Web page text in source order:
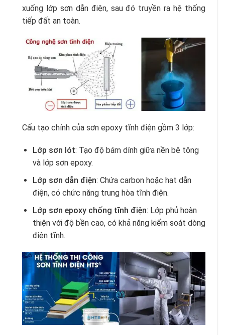
xuống lớp sơn dẫn điện, sau đó truyền ra hệ thống
tiếp đất an toàn.
Cấu tạo chính của sơn epoxy tĩnh điện gồm 3 lớp:
Lớp sơn lót: Tạo độ bám dính giữa nền bê tông
và lớp sơn epoxy.
Lớp sơn dẫn điện: Chứa carbon hoặc hạt dẫn
điện, có chức năng trung hòa tĩnh điện.
Lớp sơn epoxy chống tĩnh điện: Lớp phủ hoàn
thiện với độ bền cao, có khả năng kiểm soát dòng
điện tĩnh.